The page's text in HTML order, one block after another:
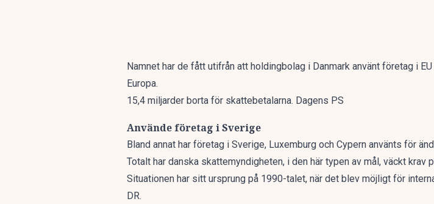
Namnet har de fått utifrån att holdingbolag i Danmark använt företag i
Europa.
15,4 miljarder borta för skattebetalarna. Dagens PS
Använde företag i Sverige
Bland annat har företag i Sverige, Luxemburg och Cypern använts för
Totalt har danska skattemyndigheten, i den här typen av mål, väckt
Situationen har sitt ursprung på 1990-talet, när det blev möjligt för
DR.